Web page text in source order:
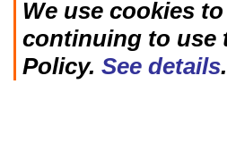
We use cookies
continuing to use
Policy. See details.